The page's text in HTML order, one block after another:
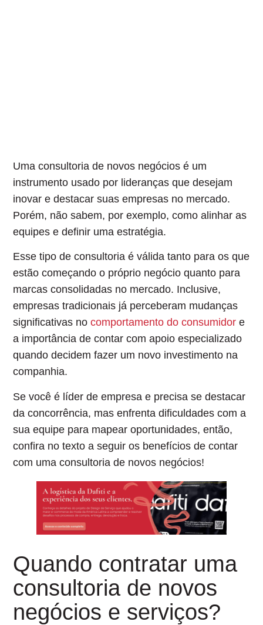
Uma consultoria de novos negócios é um
instrumento usado por lideranças que desejam
inovar e destacar suas empresas no mercado.
Porém, não sabem, por exemplo, como alinhar as
equipes e definir uma estratégia.
Esse tipo de consultoria éválida tanto para os que
estão começando o próprio negócioquanto para
marcas consolidadas no mercado. Inclusive,
empresas tradicionais já perceberam mudanças
significativas nocomportamento do consumidor e
a importância de contar com apoio especializado
quando decidem fazer um novo investimento na
companhia.
Se você é líder de empresa e precisa se destacar
da concorrência, mas enfrenta dificuldades com a
sua equipe para mapear oportunidades, então,
confira no texto a seguir os benefícios de contar
com uma consultoria de novos negócios!
Quando contratar uma
consultoria de novos
negócios e serviços?